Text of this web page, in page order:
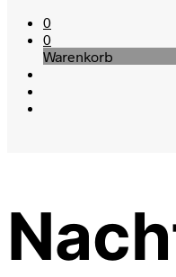
0
0
Warenkorb